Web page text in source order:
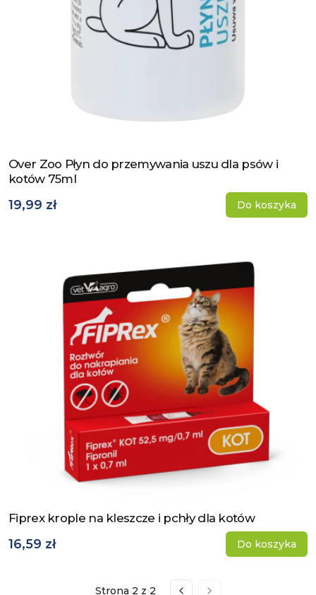
Zobacz produkt
Over Zoo Płyn do przemywania uszu dla psów i
kotów 75ml
19,99 zł Do koszyka
Zobacz produkt
Fiprex krople na kleszcze i pchły dla kotów
16,59 zł Do koszyka
Strona 2 z 2